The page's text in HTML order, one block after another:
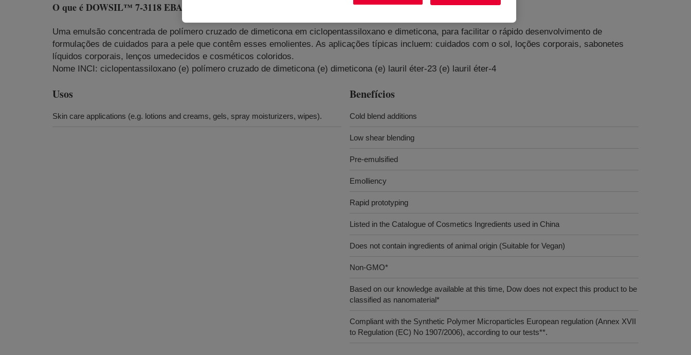
O que éDOWSIL™ 7-3118 EBAP HIP Emulsion
Uma emulsão concentrada de polímero cruzado de dimeticona em ciclopentassiloxano e dimeticona, para facilitar o rápido desenvolvimento de
formulações de cuidados para a pele que contêm esses emolientes. As aplicações típicas incluem: cuidados com o sol, loções corporais, sabonetes
líquidos corporais, lenços umedecidos e cosméticos coloridos.
Nome INCI: ciclopentassiloxano (e) polímero cruzado de dimeticona (e) dimeticona (e) lauril éter-23 (e) lauril éter-4
Usos
Skin care applications (e.g. lotions and creams, gels, spray moisturizers, wipes).
Benefícios
Cold blend additions
Low shear blending
Pre-emulsified
Emolliency
Rapid prototyping
Listed in the Catalogue of Cosmetics Ingredients used in China
Does not contain ingredients of animal origin (Suitable for Vegan)
Non-GMO*
Based on our knowledge available at this time, Dow does not expect this product to be
classified as nanomaterial*
Compliant with the Synthetic Polymer Microparticles European regulation (Annex XVII
to Regulation (EC) No 1907/2006), according to our tests**.